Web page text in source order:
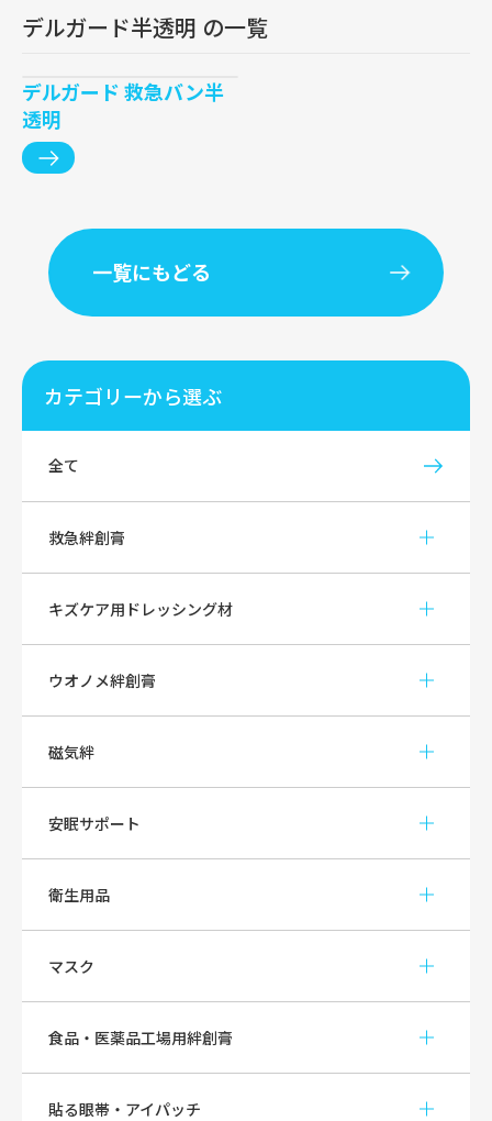
カテゴリーから選ぶ
全て
救急絆創膏
キズケア用ドレッシング材
ウオノメ絆創膏
磁気絆
安眠サポート
衛生用品
マスク
食品・医薬品工場用絆創膏
貼る眼帯・アイパッチ
デルガード半透明 の一覧
デルガード 救急バン半
透明
一覧にもどる